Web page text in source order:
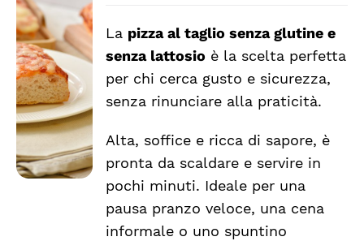
AGGIUNGI
AL
CARRELLO
/
DETTAGLI
La pizza al taglio senza glutine e
senza lattosio è la scelta perfetta
per chi cerca gusto e sicurezza,
senza rinunciare alla praticità.
Alta, soffice e ricca di sapore, è
pronta da scaldare e servire in
pochi minuti. Ideale per una
pausa pranzo veloce, una cena
informale o uno spuntino